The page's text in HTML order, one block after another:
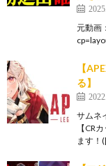
元動画
【
る】
サムネ
【CR
ます！